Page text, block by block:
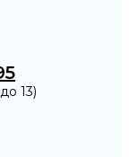
13)